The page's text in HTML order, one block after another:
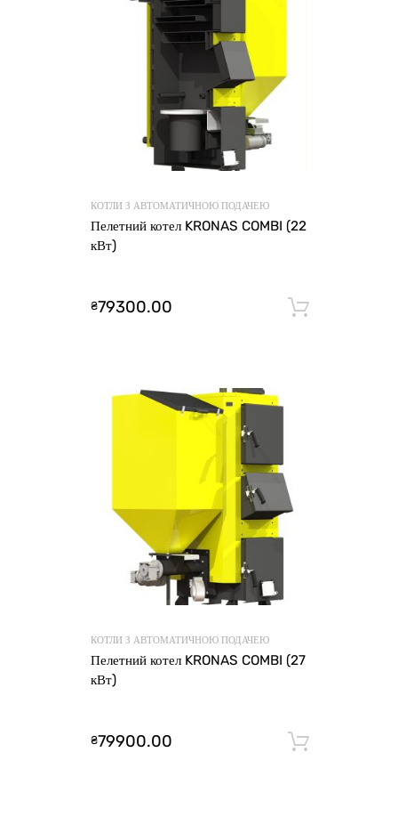
КОТЛИ З АВТОМАТИЧНОЮ ПОДАЧЕЮ
Пелетний котел KRONAS COMBI (22
кВт)
₴79300.00
КОТЛИ З АВТОМАТИЧНОЮ ПОДАЧЕЮ
Пелетний котел KRONAS COMBI (27
кВт)
₴79900.00